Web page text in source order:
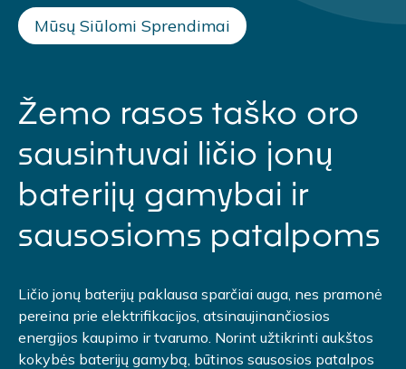
Mūsų Siūlomi Sprendimai
Žemo rasos taško oro
sausintuvai ličio jonų
baterijų gamybai ir
sausosioms patalpoms
Ličio jonų baterijų paklausa sparčiai auga, nes pramonė
pereina prie elektrifikacijos, atsinaujinančiosios
energijos kaupimo ir tvarumo. Norint užtikrinti aukštos
kokybės baterijų gamybą, būtinos sausosios patalpos